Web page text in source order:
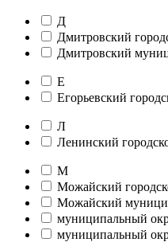
Д
Дмитровский
Дмитровский
Е
Егорьевский
Л
Ленинский
М
Можайский
Можайский
муниципальный
муниципальный